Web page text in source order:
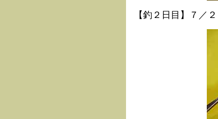
【釣２日目】７／